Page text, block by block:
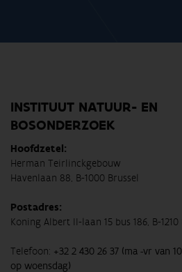
INSTITUUT NATUUR- EN
BOSONDERZOEK
Hoofdzetel:
Herman Teirlinckgebouw
Havenlaan 88, B-1000 Brussel
Postadres:
Koning Albert II-laan 15 bus 186, B-1210
Telefoon: +32 2 430 26 37 (ma -vr van
op woensdag)